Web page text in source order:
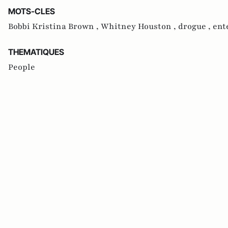
MOTS-CLES
Bobbi Kristina Brown , Whitney Houston , drogue ,
THEMATIQUES
People